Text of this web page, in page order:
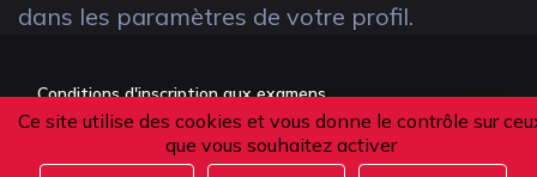
Ce site utilise des cookies et vous donne le contrôle sur
que vous souhaitez activer
dans les paramètres de votre profil.
Conditions d'inscription aux examens
Politique de confidentialité
Conditions générales de vente